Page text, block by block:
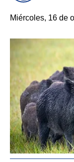
Miércoles, 16 de